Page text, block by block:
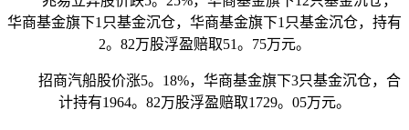
华商基金旗下1只基金沉仓，华商基金旗下1只基金沉仓，持有
2。82万股浮盈赔取51。75万元。
招商汽船股价涨5。18%，华商基金旗下3只基金沉仓，合
计持有1964。82万股浮盈赔取1729。05万元。